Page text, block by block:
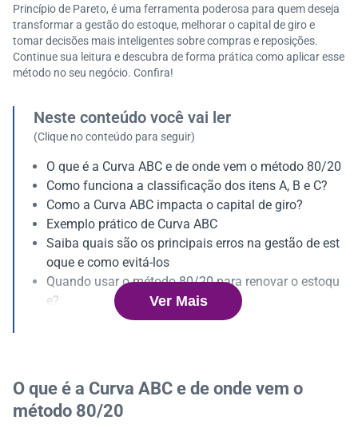
Princípio de Pareto, é uma ferramenta poderosa para quem deseja
transformar a gestão do estoque, melhorar o capital de giro e
tomar decisões mais inteligentes sobre compras e reposições.
Continue sua leitura e descubra de forma prática como aplicar esse
método no seu negócio. Confira!
Neste conteúdo você vai ler
(Clique no conteúdo para seguir)
O que é a Curva ABC e de onde vem o método 80/20
Como funciona a classificação dos itens A, B e C?
Como a Curva ABC impacta o capital de giro?
Exemplo prático de Curva ABC
Saiba quais são os principais erros na gestão de est
oque e como evitá-los
Quando usar o método 80/20 para renovar o estoqu
e?
Qual a importância da Curva ABC na negociação co
Ver Mais
O que é a Curva ABC e de onde vem o
método 80/20